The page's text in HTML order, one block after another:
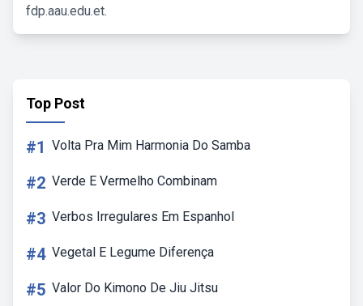
fdp.aau.edu.et.
Top Post
#1 Volta Pra Mim Harmonia Do Samba
#2 Verde E Vermelho Combinam
#3 Verbos Irregulares Em Espanhol
#4 Vegetal E Legume Diferença
#5 Valor Do Kimono De Jiu Jitsu